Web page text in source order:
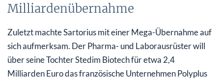
Milliardenübernahme
Zuletzt machte Sartorius mit einer Mega-Übernahme auf
sich aufmerksam. Der Pharma- und Laborausrüster will
über seine Tochter Stedim Biotech für etwa 2,4
Milliarden Euro das französische Unternehmen Polyplus